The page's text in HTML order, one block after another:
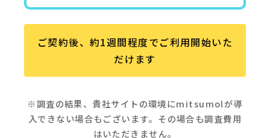
ご契約後、約1週間程度でご利用開始いた
だけます
※調査の結果、貴社サイトの環境にmitsumolが導
入できない場合もございます。その場合も調査費用
はいただきません。